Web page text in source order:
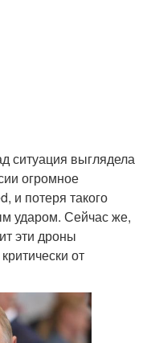
ситуация выглядела
огромное
и потеря такого
ударом. Сейчас же,
эти дроны
от